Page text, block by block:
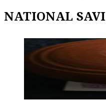
NATIONAL